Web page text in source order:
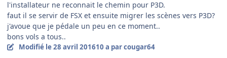
l'installateur ne reconnait le chemin pour P3D.
faut il se servir de FSX et ensuite migrer les scènes vers P3D?
j'avoue que je pédale un peu en ce moment..
bons vols a tous..
Modifié le 28 avril 201610 a par cougar64